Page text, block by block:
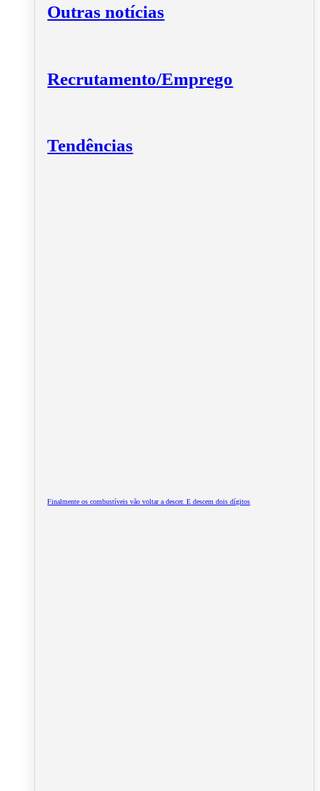
Outras notícias
Recrutamento/Emprego
Tendências
Finalmente os combustíveis vão voltar a descer. E descem dois dígitos